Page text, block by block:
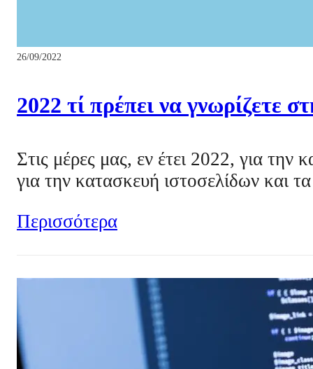
26/09/2022
2022 τί πρέπει να γνωρίζετε
Στις μέρες μας, εν έτει 2022, για την
για την κατασκευή ιστοσελίδων και
Περισσότερα